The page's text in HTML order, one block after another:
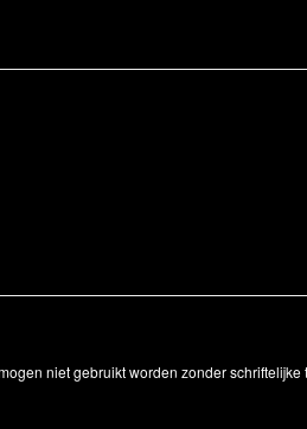
niet gebruikt worden zonder schriftelijke